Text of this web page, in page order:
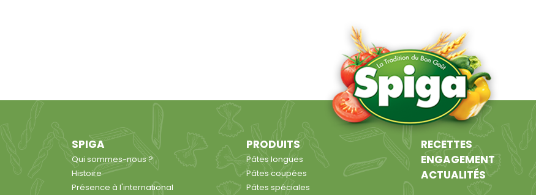
SPIGA
Qui sommes-nous ?
Histoire
Présence à l'international
PRODUITS
Pâtes longues
Pâtes coupées
Pâtes spéciales
RECETTES
ENGAGEMENT
ACTUALITÉS